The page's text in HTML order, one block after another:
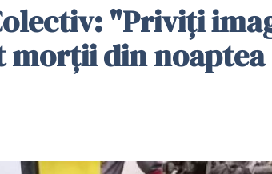
"Priviți
morții din noaptea